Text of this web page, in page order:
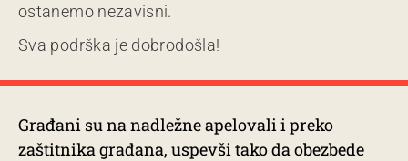
ostanemo nezavisni.
Sva podrška je dobrodošla!
Građani su na nadležne apelovali i preko
zaštitnika građana, uspevši tako da obezbede